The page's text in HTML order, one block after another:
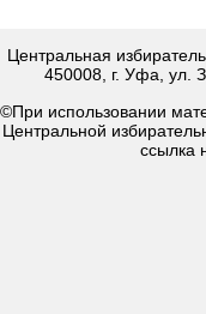
Центральная
450008, г. Уфа, ул.
©При использовании
Центральной
ссылка